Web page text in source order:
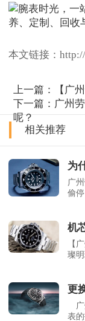
本文链接：
上一篇：
【广
下一篇： 广州
呢？
相关推荐
为
广
偷
机
【
璨
更
广
表